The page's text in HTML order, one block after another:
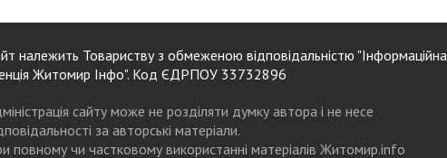
належить Товариству з обмеженою відповідальністю "Інформаційна
Житомир Інфо". Код ЄДРПОУ 33732896
сайту може не розділяти думку автора і не несе
за авторські матеріали.
повному чи частковому використанні матеріалів Житомир.info